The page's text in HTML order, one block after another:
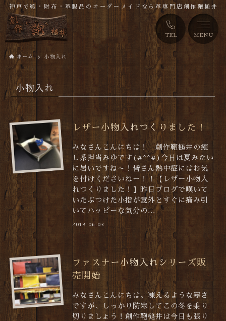
TEL MENU
神戸で鞄・財布・革製品のオーダーメイドなら革専門店創作鞄槌井
ホーム 小物入れ
小物入れ
レザー小物入れつくりました！
みなさんこんにちは！ 創作鞄槌井の癒
し系担当みゆです(#^^#)今日は夏みたい
に暑いですね～！皆さん熱中症にはお気
を付けくださいねー！！【レザー小物入
れつくりました！】昨日ブログで嘆いて
いたぶつけた小指が意外とすぐに痛み引
いてハッピーな気分の...
2018.06.03
ファスナー小物入れシリーズ販
売開始
みなさんこんにちは。凍えるような寒さ
ですが、しっかり防寒してこの冬を乗り
切りましょう！創作鞄槌井は今日も張り